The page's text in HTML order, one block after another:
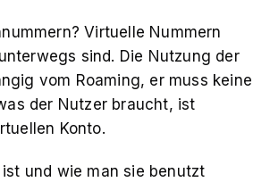
Virtuelle Nummern
sind. Die Nutzung der
vom Roaming, er muss keine
der Nutzer braucht, ist
Konto.
und wie man sie benutzt